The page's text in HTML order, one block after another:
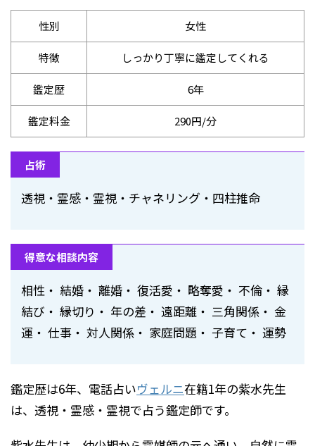
性別 女性
特徴 しっかり丁寧に鑑定してくれる
鑑定歴 6年
鑑定料金 290円/分
占術
透視・霊感・霊視・チャネリング・四柱推命
得意な相談内容
相性・ 結婚・ 離婚・ 復活愛・ 略奪愛・ 不倫・ 縁
結び・ 縁切り・ 年の差・ 遠距離・ 三角関係・ 金
運・ 仕事・ 対人関係・ 家庭問題・ 子育て・ 運勢
鑑定歴は6年、電話占いヴェルニ在籍1年の紫水先生
は、透視・霊感・霊視で占う鑑定師です。